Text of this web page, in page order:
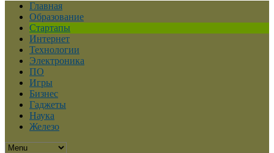
Главная
Образование
Стартапы
Интернет
Технологии
Электроника
ПО
Игры
Бизнес
Гаджеты
Наука
Железо